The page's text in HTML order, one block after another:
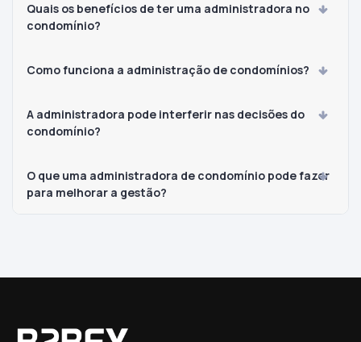
Quais os benefícios de ter uma administradora no
condomínio?
Como funciona a administração de condomínios?
A administradora pode interferir nas decisões do
condomínio?
O que uma administradora de condomínio pode fazer
para melhorar a gestão?